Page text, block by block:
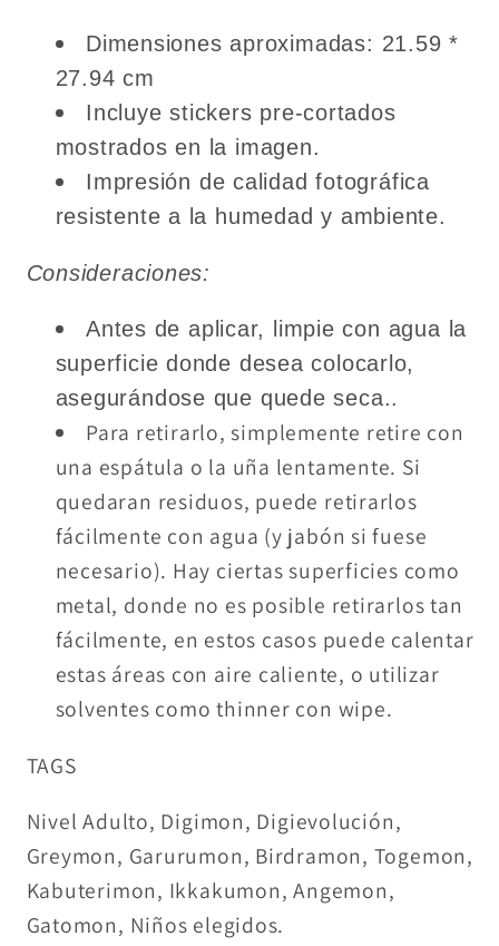
Dimensiones aproximadas: 21.59 *
27.94 cm
Incluye stickers pre-cortados
mostrados en la imagen.
Impresión de calidad fotográfica
resistente a la humedad y ambiente.
Consideraciones:
Antes de aplicar, limpie con agua la
superficie donde desea colocarlo,
asegurándose que quede seca..
Para retirarlo, simplemente retire con
una espátula o la uña lentamente. Si
quedaran residuos, puede retirarlos
fácilmente con agua (y jabón si fuese
necesario). Hay ciertas superficies como
metal, donde no es posible retirarlos tan
fácilmente, en estos casos puede calentar
estas áreas con aire caliente, o utilizar
solventes como thinner con wipe.
TAGS
Nivel Adulto, Digimon, Digievolución,
Greymon, Garurumon, Birdramon, Togemon,
Kabuterimon, Ikkakumon, Angemon,
Gatomon, Niños elegidos.